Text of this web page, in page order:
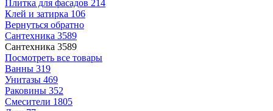
Плитка для фасадов 214
Клей и затирка 106
Вернуться обратно
Сантехника 3589
Сантехника 3589
Посмотреть все товары
Ванны 319
Унитазы 469
Раковины 352
Смесители 1805